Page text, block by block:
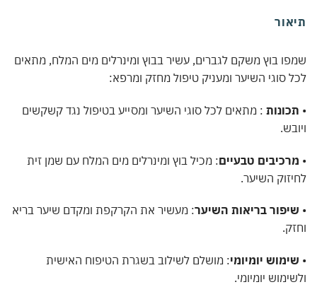
בוץ משקם לגברים, עשיר בבוץ ומינרלים מים המלח, מתאים
סוגי השיער ומעניק טיפול מחזק ומרפא:
: מתאים לכל סוגי השיער ומסייע בטיפול נגד קשקשים
טבעיים: מכיל בוץ ומינרלים מים המלח עם שמן זית
השיער.
בריאות השיער: מעשיר את הקרקפת ומקדם שיער בריא
יומיומי: מושלם לשילוב בשגרת הטיפוח האישית
יומיומי.